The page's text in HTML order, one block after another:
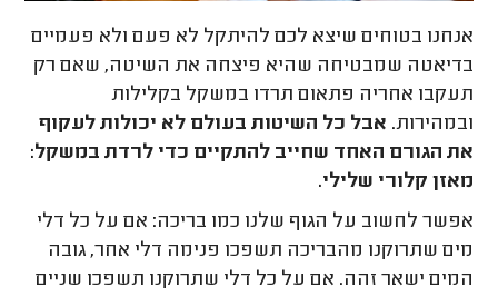
אנחנו בטוחים שיצא לכם להיתקל לא פעם ולא פעמיים
בדיאטה שמבטיחה שהיא פיצחה את השיטה, שאם רק
תעקבו אחריה פתאום תרדו במשקל בקלילות
ובמהירות. אבל כל השיטות בעולם לא יכולות לעקוף
את הגורם האחד שחייב להתקיים כדי לרדת במשקל:
מאזן קלורי שלילי.
אפשר לחשוב על הגוף שלנו כמו בריכה: אם על כל דלי
מים שתרוקנו מהבריכה תשפכו פנימה דלי אחר, גובה
המים ישאר זהה. אם על כל דלי שתרוקנו תשפכו שניים